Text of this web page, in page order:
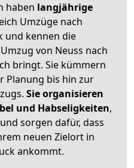
haben langjährige
Umzüge nach
und kennen die
von Neuss nach
bringt. Sie kümmern
Planung bis hin zur
Sie organisieren
und Habseligkeiten,
sorgen dafür, dass
neuen Zielort in
ankommt.